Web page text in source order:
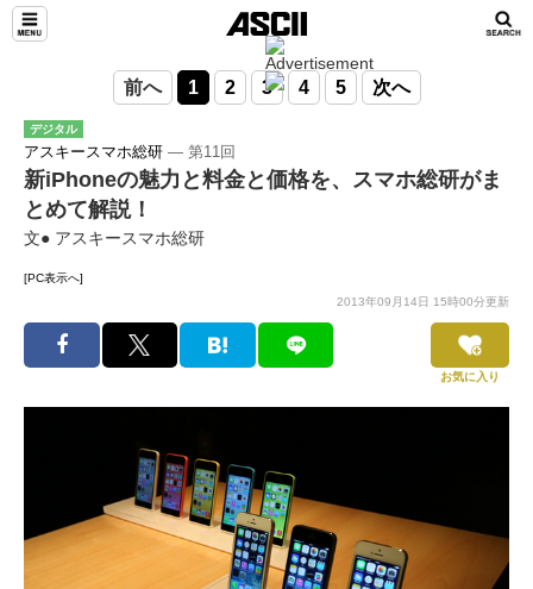
前へ 1 2 3 4 5 次へ
デジタル
アスキースマホ総研 ― 第11回
新iPhoneの魅力と料金と価格を、スマホ総研がま
とめて解説！
文● アスキースマホ総研
[PC表示へ]
2013年09月14日 15時00分更新
お気に入り